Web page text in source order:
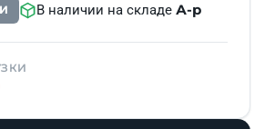
В наличии на складеА-р